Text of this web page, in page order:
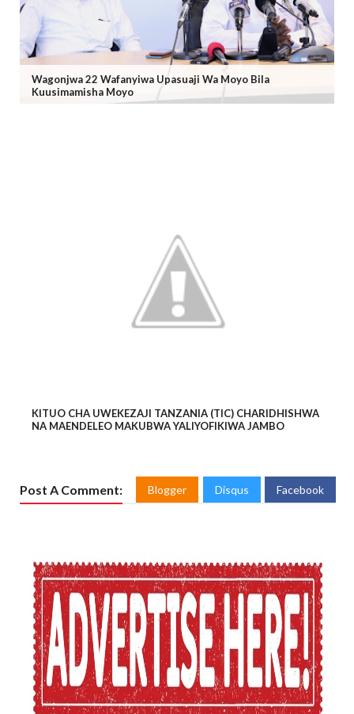
Wagonjwa 22 Wafanyiwa Upasuaji Wa Moyo Bila
Kuusimamisha Moyo
KITUO CHA UWEKEZAJI TANZANIA (TIC) CHARIDHISHWA
NA MAENDELEO MAKUBWA YALIYOFIKIWA JAMBO
Post A Comment: Blogger Disqus Facebook